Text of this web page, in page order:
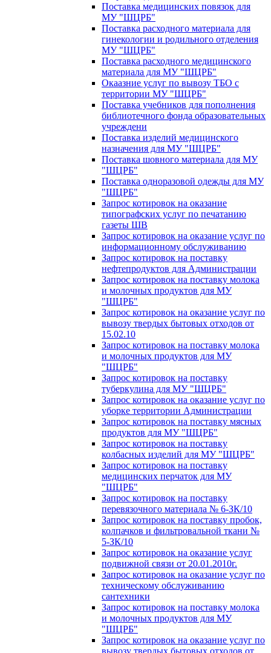
Поставка медицинских повязок для
МУ "ШЦРБ"
Поставка расходного материала для
гинекологии и родильного отделения
МУ "ШЦРБ"
Поставка расходного медицинского
материала для МУ "ШЦРБ"
Окаазние услуг по вывозу ТБО с
территории МУ "ШЦРБ"
Поставка учебников для пополнения
библиотечного фонда образовательных
учреждени
Поставка изделий медицинского
назначения для МУ "ШЦРБ"
Поставка шовного материала для МУ
"ШЦРБ"
Поставка одноразовой одежды для МУ
"ШЦРБ"
Запрос котировок на оказание
типографских услуг по печатанию
газеты ШВ
Запрос котировок на оказание услуг по
информационному обслуживанию
Запрос котировок на поставку
нефтепродуктов для Администрации
Запрос котировок на поставку молока
и молочных продуктов для МУ
"ШЦРБ"
Запрос котировок на оказание услуг по
вывозу твердых бытовых отходов от
15.02.10
Запрос котировок на поставку молока
и молочных продуктов для МУ
"ШЦРБ"
Запрос котировок на поставку
туберкулина для МУ "ШЦРБ"
Запрос котировок на оказание услуг по
уборке территории Администрации
Запрос котировок на поставку мясных
продуктов для МУ "ШЦРБ"
Запрос котировок на поставку
колбасных изделий для МУ "ШЦРБ"
Запрос котировок на поставку
медицинских перчаток для МУ
"ШЦРБ"
Запрос котировок на поставку
перевязочного материала № 6-ЗК/10
Запрос котировок на поставку пробок,
колпачков и фильтровальной ткани №
5-ЗК/10
Запрос котировок на оказание услуг
подвижной связи от 20.01.2010г.
Запрос котировок на оказание услуг по
техническому обслуживанию
сантехники
Запрос котировок на поставку молока
и молочных продуктов для МУ
"ШЦРБ"
Запрос котировок на оказание услуг по
вывозу твердых бытовых отходов от